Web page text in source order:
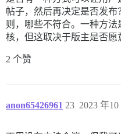
帖子，然后再决定是否发
则，哪些不符合。一种方
核，但这取决于版主是否愿
2 个赞
anon65426961 2023 年
23